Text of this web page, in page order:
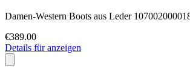
Damen-Western Boots aus Leder
€389.00
Details für anzeigen